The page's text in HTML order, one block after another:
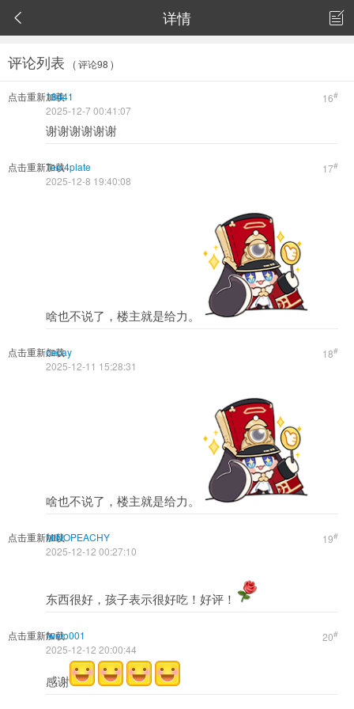
 详情 
评论列表 ( 评论98 )
点击重新加载 16#
18441
2025-12-7 00:41:07
谢谢谢谢谢谢
点击重新加载 17#
Tem4plate
2025-12-8 19:40:08
啥也不说了，楼主就是给力。
点击重新加载 18#
decay
2025-12-11 15:28:31
啥也不说了，楼主就是给力。
点击重新加载 19#
MINOPEACHY
2025-12-12 00:27:10
东西很好，孩子表示很好吃！好评！
点击重新加载 20#
fweio001
2025-12-12 20:00:44
感谢